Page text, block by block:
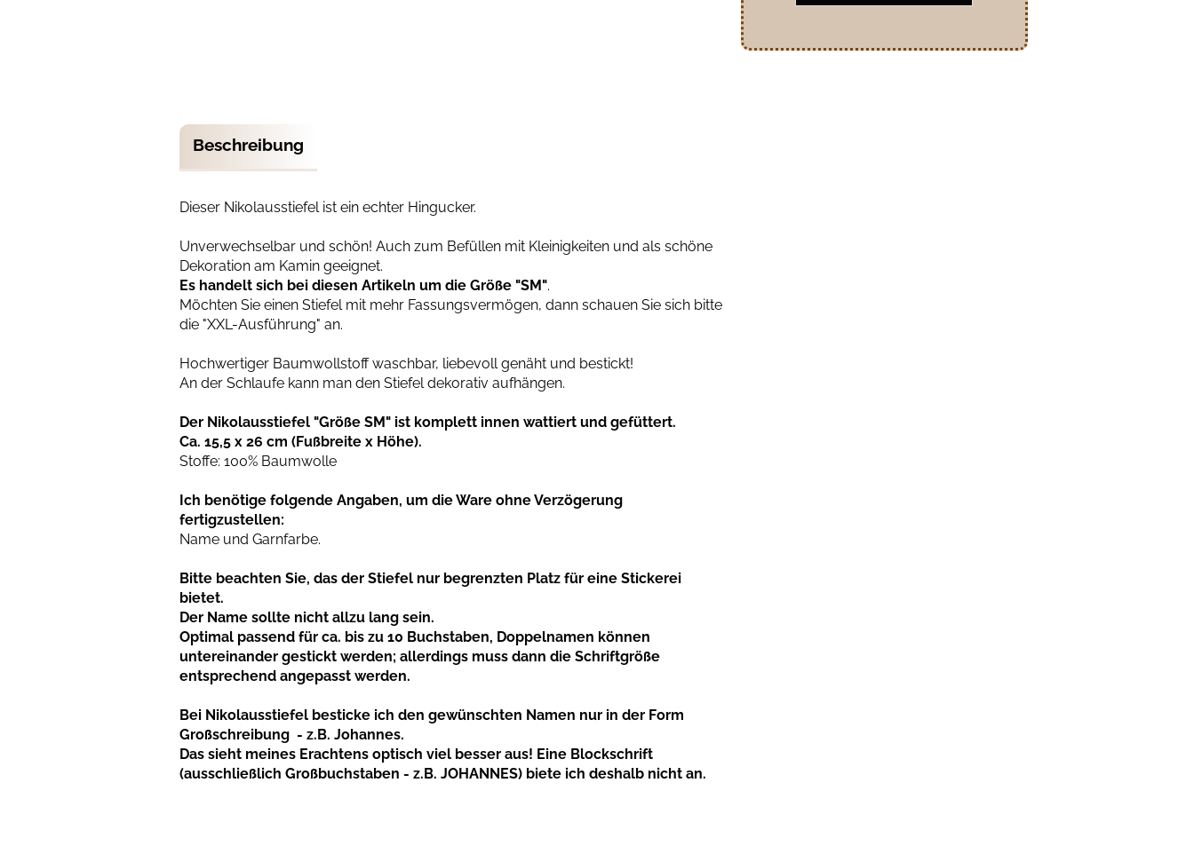
Beschreibung
Dieser Nikolausstiefel ist ein echter Hingucker.
Unverwechselbar und schön! Auch zum Befüllen mit Kleinigkeiten und als schöne
Dekoration am Kamin geeignet.
Es handelt sich bei diesen Artikeln um die Größe "SM".
Möchten Sie einen Stiefel mit mehr Fassungsvermögen, dann schauen Sie sich bitte
die "XXL-Ausführung" an.
Hochwertiger Baumwollstoff waschbar, liebevoll genäht und bestickt!
An der Schlaufe kann man den Stiefel dekorativ aufhängen.
Der Nikolausstiefel "Größe SM" ist komplett innen wattiert und gefüttert.
Ca. 15,5 x 26 cm (Fußbreite x Höhe).
Stoffe: 100% Baumwolle
Ich benötige folgende Angaben, um die Ware ohne Verzögerung
fertigzustellen:
Name und Garnfarbe.
Bitte beachten Sie, das der Stiefel nur begrenzten Platz für eine Stickerei
bietet.
Der Name sollte nicht allzu lang sein.
Optimal passend für ca. bis zu 10 Buchstaben, Doppelnamen können
untereinander gestickt werden; allerdings muss dann die Schriftgröße
entsprechend angepasst werden.
Bei Nikolausstiefel besticke ich den gewünschten Namen nur in der Form
Großschreibung - z.B. Johannes.
Das sieht meines Erachtens optisch viel besser aus! Eine Blockschrift
(ausschließlich Großbuchstaben - z.B. JOHANNES) biete ich deshalb nicht an.